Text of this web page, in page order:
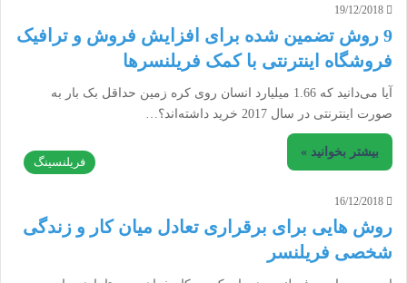
19/12/2018
9 روش تضمین شده برای افزایش فروش و ترافیک
فروشگاه اینترنتی با کمک فریلنسرها
آیا می‌دانید که 1.66 میلیارد انسان روی کره زمین حداقل بک بار به
صورت اینترنتی در سال 2017 خرید داشته‌اند؟…
بیشتر بخوانید »
فریلنسینگ
16/12/2018
روش هایی برای برقراری تعادل میان کار و زندگی
شخصی فریلنسر